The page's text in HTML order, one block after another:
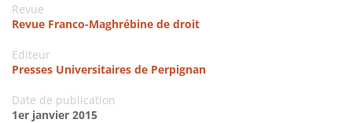
Revue
Revue Franco-Maghrébine de droit
Editeur
Presses Universitaires de Perpignan
Date de publication
1er janvier 2015